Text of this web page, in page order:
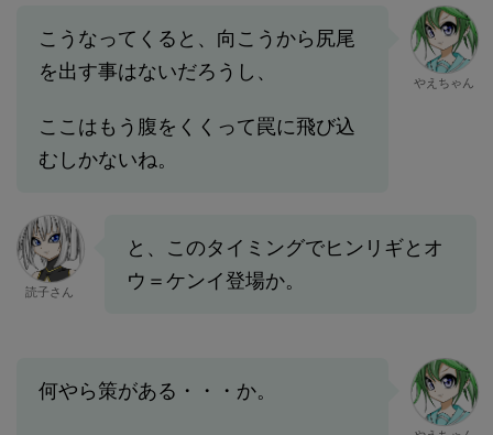
こうなってくると、向こうから尻尾
を出す事はないだろうし、
ここはもう腹をくくって罠に飛び込
むしかないね。
やえちゃん
読子さん
と、このタイミングでヒンリギとオ
ウ＝ケンイ登場か。
何やら策がある・・・か。